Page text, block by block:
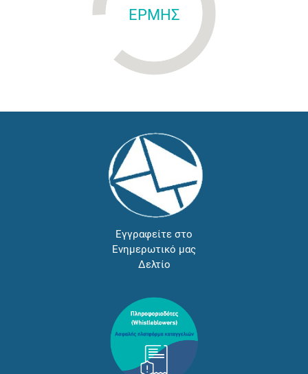
ΕΡΜΗΣ
Εγγραφείτε στο
Ενημερωτικό μας
Δελτίο